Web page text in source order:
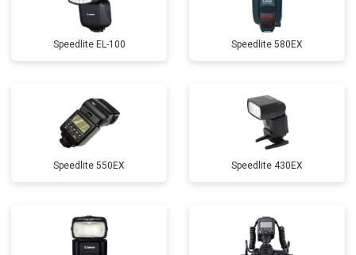
Speedlite EL-100 Speedlite 580EX
Speedlite 550EX Speedlite 430EX